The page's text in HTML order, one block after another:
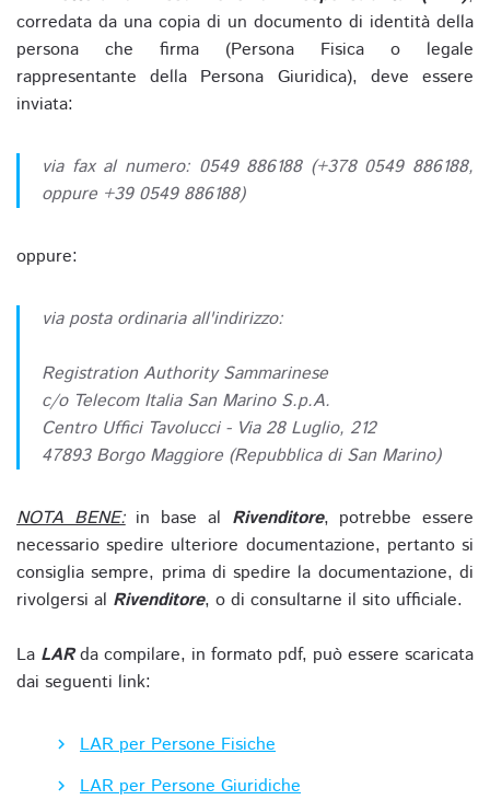
corredata da una copia di un documento di identità della
persona che firma (Persona Fisica o legale
rappresentante della Persona Giuridica), deve essere
inviata:
via fax al numero: 0549 886188 (+378 0549 886188,
oppure +39 0549 886188)
oppure:
via posta ordinaria all'indirizzo:
Registration Authority Sammarinese
c/o Telecom Italia San Marino S.p.A.
Centro Uffici Tavolucci - Via 28 Luglio, 212
47893 Borgo Maggiore (Repubblica di San Marino)
NOTA BENE:in base al Rivenditore, potrebbe essere
necessario spedire ulteriore documentazione, pertanto si
consiglia sempre, prima di spedire la documentazione, di
rivolgersi al Rivenditore, o di consultarne il sito ufficiale.
La LARda compilare, in formato pdf, può essere scaricata
dai seguenti link:
LAR per Persone Fisiche
LAR per Persone Giuridiche